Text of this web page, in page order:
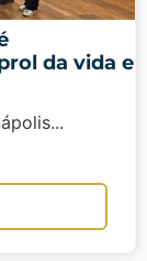
da vida e